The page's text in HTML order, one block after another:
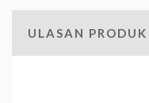
ULASAN PRODUK